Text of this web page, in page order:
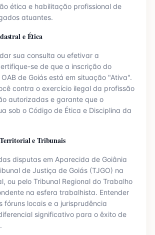
ética e habilitação profissional de
atuantes.
e Ética
sua consulta ou efetivar a
se de que a inscrição do
de Goiás está em situação "Ativa".
contra o exercício ilegal da profissão
autorizadas e garante que o
sob o Código de Ética e Disciplina da
e Tribunais
disputas em Aparecida de Goiânia
de Justiça de Goiás (TJGO) na
ou pelo Tribunal Regional do Trabalho
na esfera trabalhista. Entender
fóruns locais e a jurisprudência
significativo para o êxito de